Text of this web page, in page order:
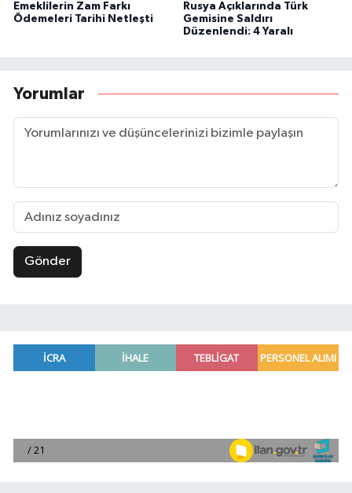
Emeklilerin Zam Farkı
Ödemeleri Tarihi Netleşti
Rusya Açıklarında Türk
Gemisine Saldırı
Düzenlendi: 4 Yaralı
Yorumlar
Gönder